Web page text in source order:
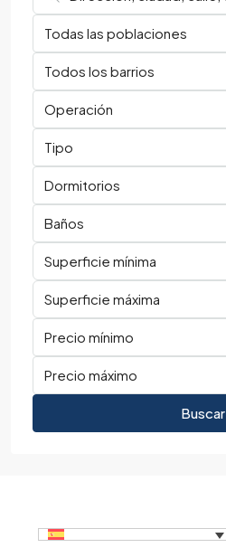
Todas las poblaciones
Todos los barrios
Operación
Tipo
Dormitorios
Baños
Precio mínimo
Precio máximo
Buscar